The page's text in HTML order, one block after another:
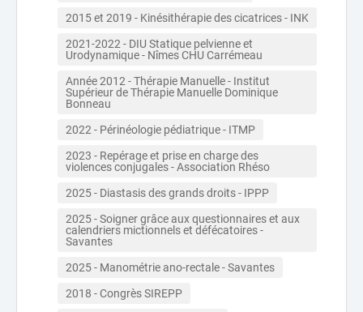
2015 et 2019 - Kinésithérapie des cicatrices - INK
2021-2022 - DIU Statique pelvienne et
Urodynamique - Nîmes CHU Carrémeau
Année 2012 - Thérapie Manuelle - Institut
Supérieur de Thérapie Manuelle Dominique
Bonneau
2022 - Périnéologie pédiatrique - ITMP
2023 - Repérage et prise en charge des
violences conjugales - Association Rhéso
2025 - Diastasis des grands droits - IPPP
2025 - Soigner grâce aux questionnaires et aux
calendriers mictionnels et défécatoires -
Savantes
2025 - Manométrie ano-rectale - Savantes
2018 - Congrès SIREPP